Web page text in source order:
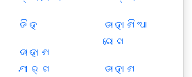
ଡିହ
ଡାହାଣ
ମାର୍ଗ
ଡାହାଣିଆ
ରୋଗ
ଡାହାଣ